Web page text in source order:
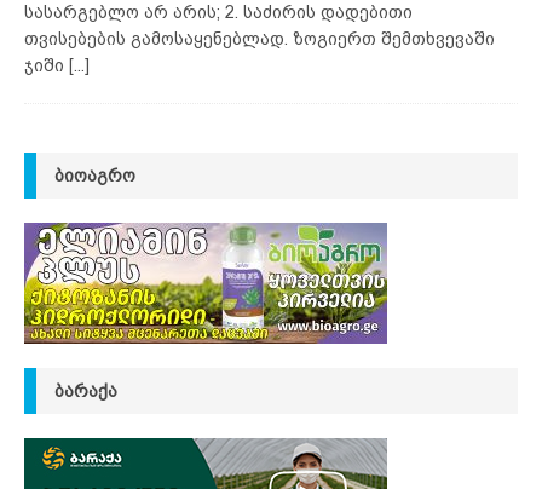
სასარგებლო არ არის; 2. საძირის დადებითი
თვისებების გამოსაყენებლად. ზოგიერთ შემთხვევაში
ჯიში [...]
ᲑᲘᲝᲐᲒᲠᲝ
ᲑᲐᲠᲐᲥᲐ